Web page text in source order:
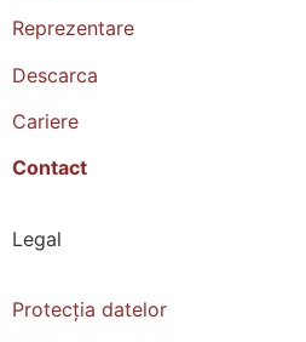
Reprezentare
Descarca
Cariere
Contact
Legal
Protecția datelor